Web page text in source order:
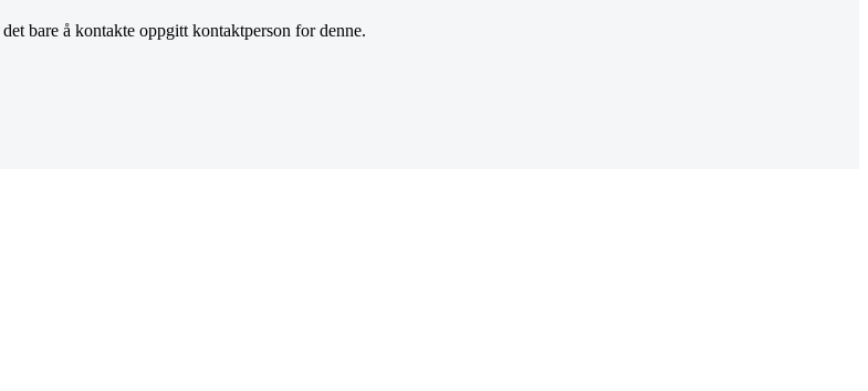
bare å kontakte oppgitt kontaktperson for denne.